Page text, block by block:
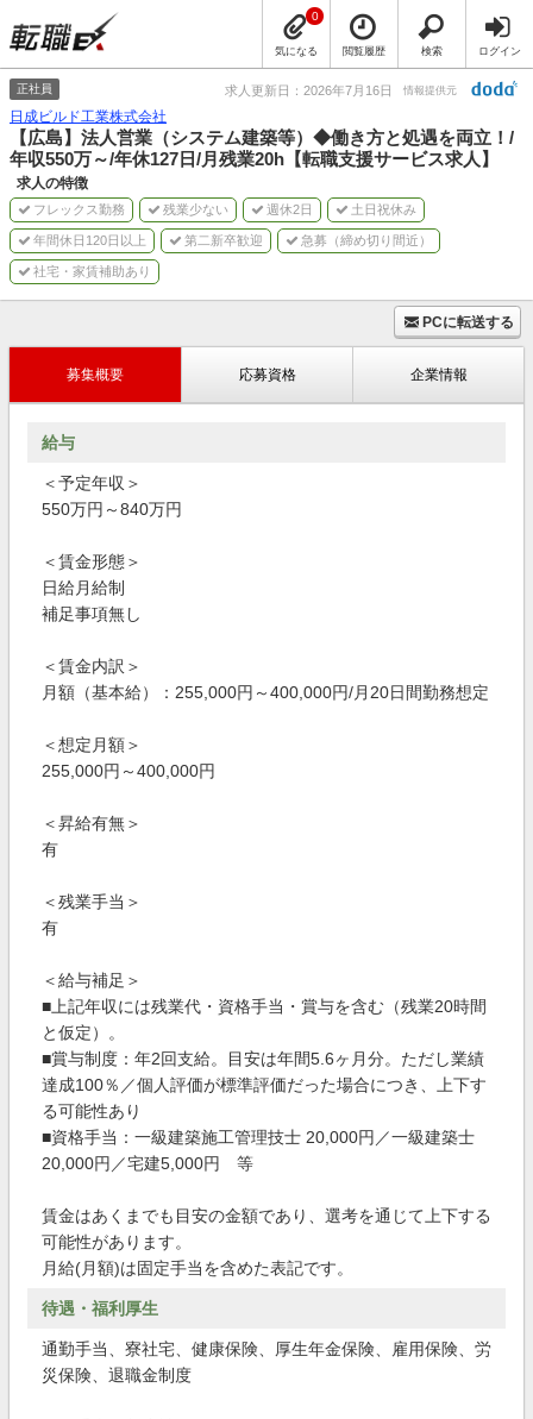
気になる
0
閲覧履歴 検索 ログイン
正社員 求人更新日：2026年7月16日 情報提供元
日成ビルド工業株式会社
【広島】法人営業（システム建築等）◆働き方と処遇を両立！/
年収550万～/年休127日/月残業20h【転職支援サービス求人】
求人の特徴
フレックス勤務 残業少ない 週休2日 土日祝休み
年間休日120日以上 第二新卒歓迎 急募（締め切り間近）
社宅・家賃補助あり
PCに転送する
募集概要 応募資格 企業情報
給与
＜予定年収＞
550万円～840万円
＜賃金形態＞
日給月給制
補足事項無し
＜賃金内訳＞
月額（基本給）：255,000円～400,000円/月20日間勤務想定
＜想定月額＞
255,000円～400,000円
＜昇給有無＞
有
＜残業手当＞
有
＜給与補足＞
■上記年収には残業代・資格手当・賞与を含む（残業20時間
と仮定）。
■賞与制度：年2回支給。目安は年間5.6ヶ月分。ただし業績
達成100％／個人評価が標準評価だった場合につき、上下す
る可能性あり
■資格手当：一級建築施工管理技士 20,000円／一級建築士
20,000円／宅建5,000円 等
賃金はあくまでも目安の金額であり、選考を通じて上下する
可能性があります。
月給(月額)は固定手当を含めた表記です。
待遇・福利厚生
通勤手当、寮社宅、健康保険、厚生年金保険、雇用保険、労
災保険、退職金制度